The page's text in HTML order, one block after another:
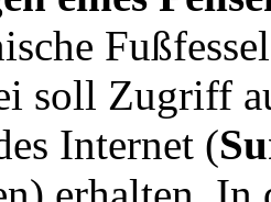
soll Zugriff
Internet (